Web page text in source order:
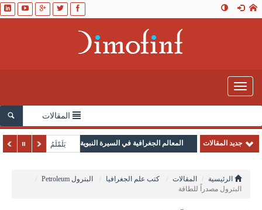
Toggle
navigation
المقالات
جديد المقالات المعالم الجغرافية في السيرة النبوية يَلَمْلَمُ
الرئيسية المقالات كتب علم الجغرافيا
البترول Petroleum
البترول مصدراً للطاقة